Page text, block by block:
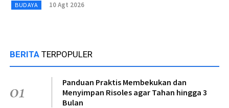
BUDAYA 10 Agt 2026
BERITA TERPOPULER
01
Panduan Praktis Membekukan dan
Menyimpan Risoles agar Tahan hingga 3
Bulan